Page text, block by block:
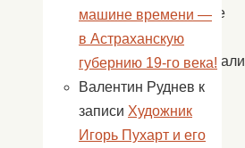
взрослые
активно
участвовали
во
всех
веселых
машине времени —
в Астраханскую
губернию 19-го века!
Валентин Руднев к
записи Художник
Игорь Пухарт и его